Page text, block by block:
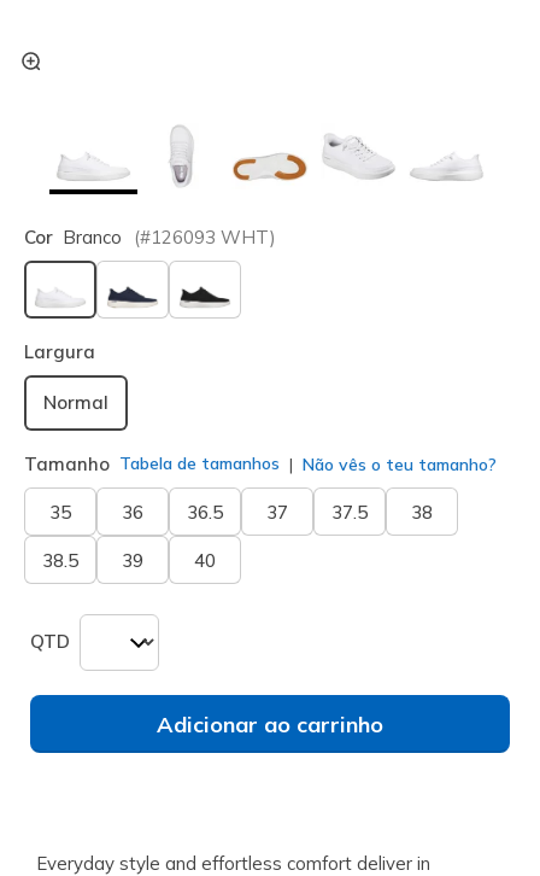
Cor Branco (#126093 WHT)
selecionado
Largura
Normal
Tamanho Tabela de tamanhos Não vês o teu tamanho?
35 36 36.5 37 37.5 38
38.5 39 40
QTD
Adicionar ao carrinho
Everyday style and effortless comfort deliver in